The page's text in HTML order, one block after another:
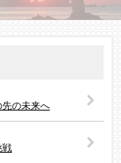
の未来へ
戦